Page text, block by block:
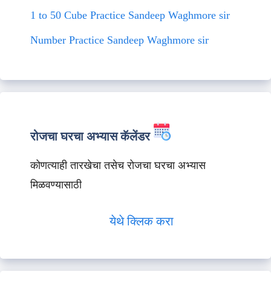
1 to 50 Cube Practice Sandeep Waghmore sir
Number Practice Sandeep Waghmore sir
रोजचा घरचा अभ्यास कॅलेंडर
कोणत्याही तारखेचा तसेच रोजचा घरचा अभ्यास
मिळवण्यासाठी
येथे क्लिक करा